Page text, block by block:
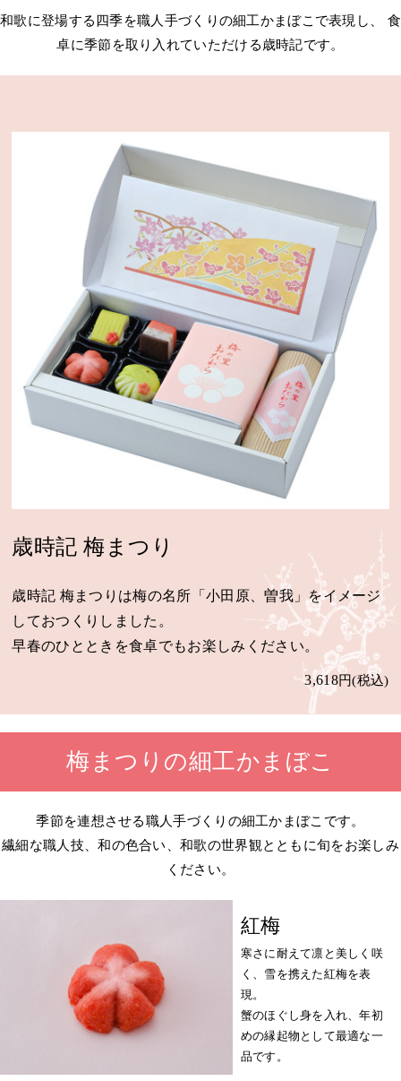
和歌に登場する四季を職人手づくりの細工かまぼこで表現し、
食
卓に季節を取り入れていただける歳時記です。
歳時記 梅まつり
歳時記 梅まつりは梅の名所「小田原、曽我」をイメージ
しておつくりしました。
早春のひとときを食卓でもお楽しみください。
3,618
梅まつりの細工かまぼこ
季節を連想させる職人手づくりの細工かまぼこです。
繊細な職人技、和の色合い、和歌の世界観とともに旬をお楽しみ
ください。
紅梅
寒さに耐えて凛と美しく咲
く、雪を携えた紅梅を表
現。
蟹のほぐし身を入れ、年初
めの縁起物として最適な一
品です。